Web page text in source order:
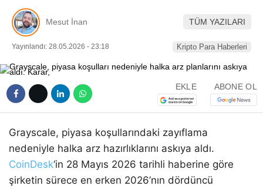
Mesut İnan TÜM YAZILARI
Yayınlandı: 28.05.2026 - 23:18 Kripto Para Haberleri
EKLE ABONE OL
Grayscale, piyasa koşullarındaki zayıflama
nedeniyle halka arz hazırlıklarını askıya aldı.
CoinDesk‘in 28 Mayıs 2026 tarihli haberine göre
şirketin sürece en erken 2026’nın dördüncü